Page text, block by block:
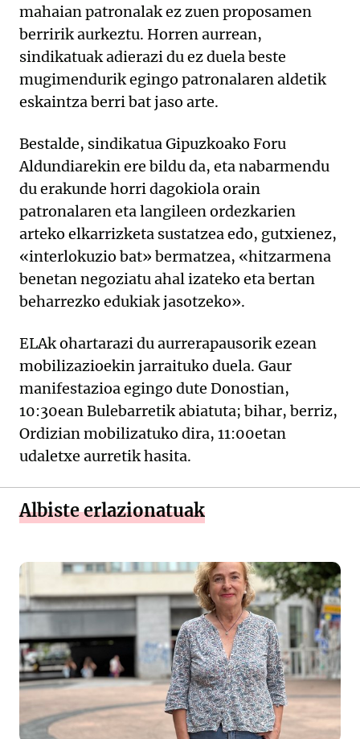
mahaian patronalak ez zuen proposamen
berririk aurkeztu. Horren aurrean,
sindikatuak adierazi du ez duela beste
mugimendurik egingo patronalaren aldetik
eskaintza berri bat jaso arte.
Bestalde, sindikatua Gipuzkoako Foru
Aldundiarekin ere bildu da, eta nabarmendu
du erakunde horri dagokiola orain
patronalaren eta langileen ordezkarien
arteko elkarrizketa sustatzea edo, gutxienez,
«interlokuzio bat» bermatzea, «hitzarmena
benetan negoziatu ahal izateko eta bertan
beharrezko edukiak jasotzeko».
ELAk ohartarazi du aurrerapausorik ezean
mobilizazioekin jarraituko duela. Gaur
manifestazioa egingo dute Donostian,
10:30ean Bulebarretik abiatuta; bihar, berriz,
Ordizian mobilizatuko dira, 11:00etan
udaletxe aurretik hasita.
Albiste erlazionatuak